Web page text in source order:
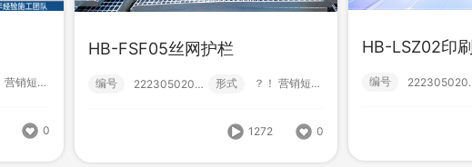
0
HB-FSF05丝网护栏
0
？！ 营销短视频; 小视频; 初级款;
0
HB-FSF05丝网护栏
编号 222305020004 形式 ？！ 营销短视频; 小视频; 中级款;
1272 0
HB-LSZ02印
编号